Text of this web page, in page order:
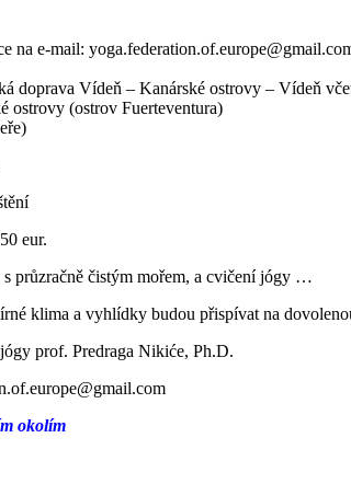
na e-mail: yoga.federation.of.europe@gmai
doprava Vídeň – Kanárské ostrovy – Vídeň
ostrovy (ostrov Fuerteventura)
eur.
s průzračně čistým mořem, a cvičení jógy …
klima a vyhlídky budou přispívat na
prof. Predraga Nikiće, Ph.D.
l.com
okolím